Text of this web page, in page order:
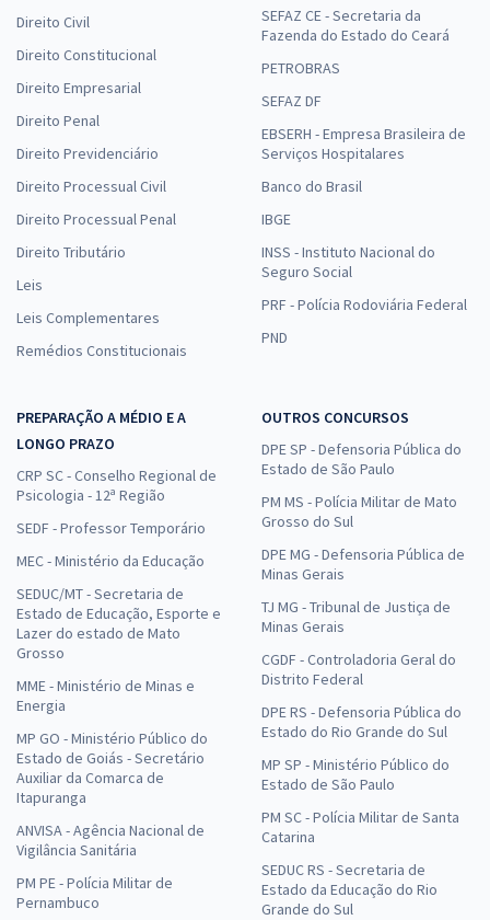
Direito Civil
Direito Constitucional
Direito Empresarial
Direito Penal
Direito Previdenciário
Direito Processual Civil
Direito Processual Penal
Direito Tributário
Leis
Leis Complementares
Remédios Constitucionais
SEFAZ CE - Secretaria da
Fazenda do Estado do Ceará
PETROBRAS
SEFAZ DF
EBSERH - Empresa Brasileira de
Serviços Hospitalares
Banco do Brasil
IBGE
INSS - Instituto Nacional do
Seguro Social
PRF - Polícia Rodoviária Federal
PND
PREPARAÇÃO A MÉDIO E A
LONGO PRAZO
CRP SC - Conselho Regional de
Psicologia - 12ª Região
SEDF - Professor Temporário
MEC - Ministério da Educação
SEDUC/MT - Secretaria de
Estado de Educação, Esporte e
Lazer do estado de Mato
Grosso
MME - Ministério de Minas e
Energia
MP GO - Ministério Público do
Estado de Goiás - Secretário
Auxiliar da Comarca de
Itapuranga
ANVISA - Agência Nacional de
Vigilância Sanitária
PM PE - Polícia Militar de
Pernambuco
OUTROS CONCURSOS
DPE SP - Defensoria Pública do
Estado de São Paulo
PM MS - Polícia Militar de Mato
Grosso do Sul
DPE MG - Defensoria Pública de
Minas Gerais
TJ MG - Tribunal de Justiça de
Minas Gerais
CGDF - Controladoria Geral do
Distrito Federal
DPE RS - Defensoria Pública do
Estado do Rio Grande do Sul
MP SP - Ministério Público do
Estado de São Paulo
PM SC - Polícia Militar de Santa
Catarina
SEDUC RS - Secretaria de
Estado da Educação do Rio
Grande do Sul